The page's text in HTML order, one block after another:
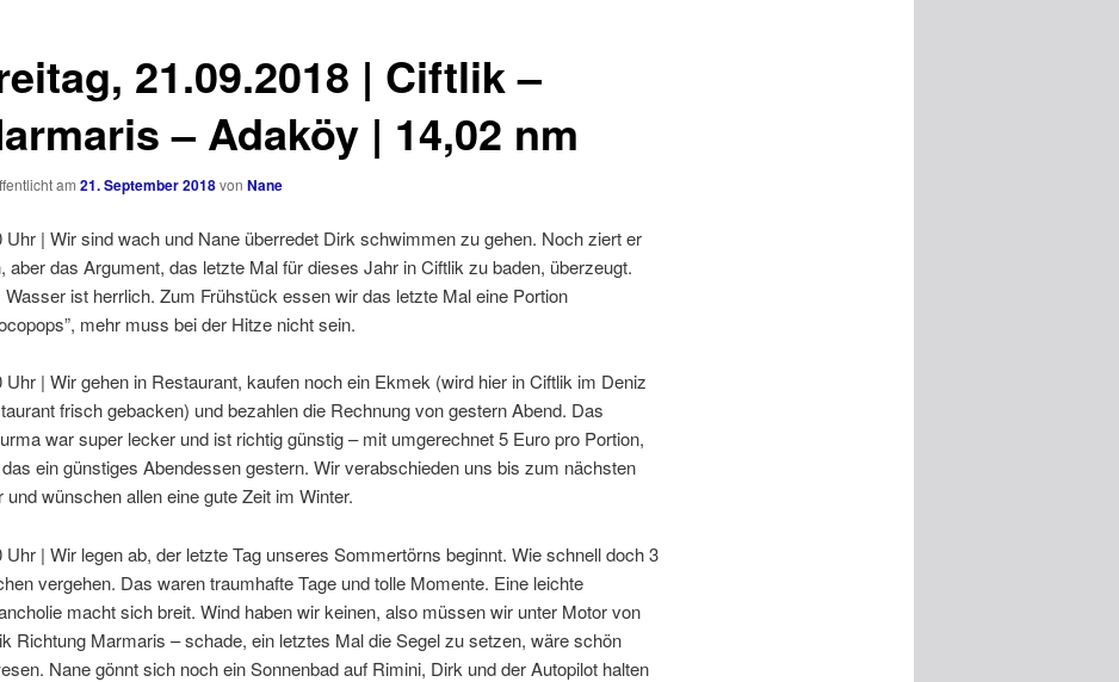
21.09.2018 | Ciftlik –
– Adaköy | 14,02 nm
am 21. September 2018von Nane
Uhr | Wir sind wach und Nane überredet Dirk schwimmen zu gehen. Noch ziert er
aber das Argument, das letzte Mal für dieses Jahr in Ciftlik zu baden, überzeugt.
Wasser ist herrlich. Zum Frühstück essen wir das letzte Mal eine Portion
mehr muss bei der Hitze nicht sein.
Uhr | Wir gehen in Restaurant, kaufen noch ein Ekmek (wird hier in Ciftlik im Deniz
frisch gebacken) und bezahlen die Rechnung von gestern Abend. Das
war super lecker und ist richtig günstig – mit umgerechnet 5 Euro pro Portion,
ein günstiges Abendessen gestern. Wir verabschieden uns bis zum nächsten
und wünschen allen eine gute Zeit im Winter.
Uhr | Wir legen ab, der letzte Tag unseres Sommertörns beginnt. Wie schnell doch 3
vergehen. Das waren traumhafte Tage und tolle Momente. Eine leichte
macht sich breit. Wind haben wir keinen, also müssen wir unter Motor von
Richtung Marmaris – schade, ein letztes Mal die Segel zu setzen, wäre schön
Nane gönnt sich noch ein Sonnenbad auf Rimini, Dirk und der Autopilot halten